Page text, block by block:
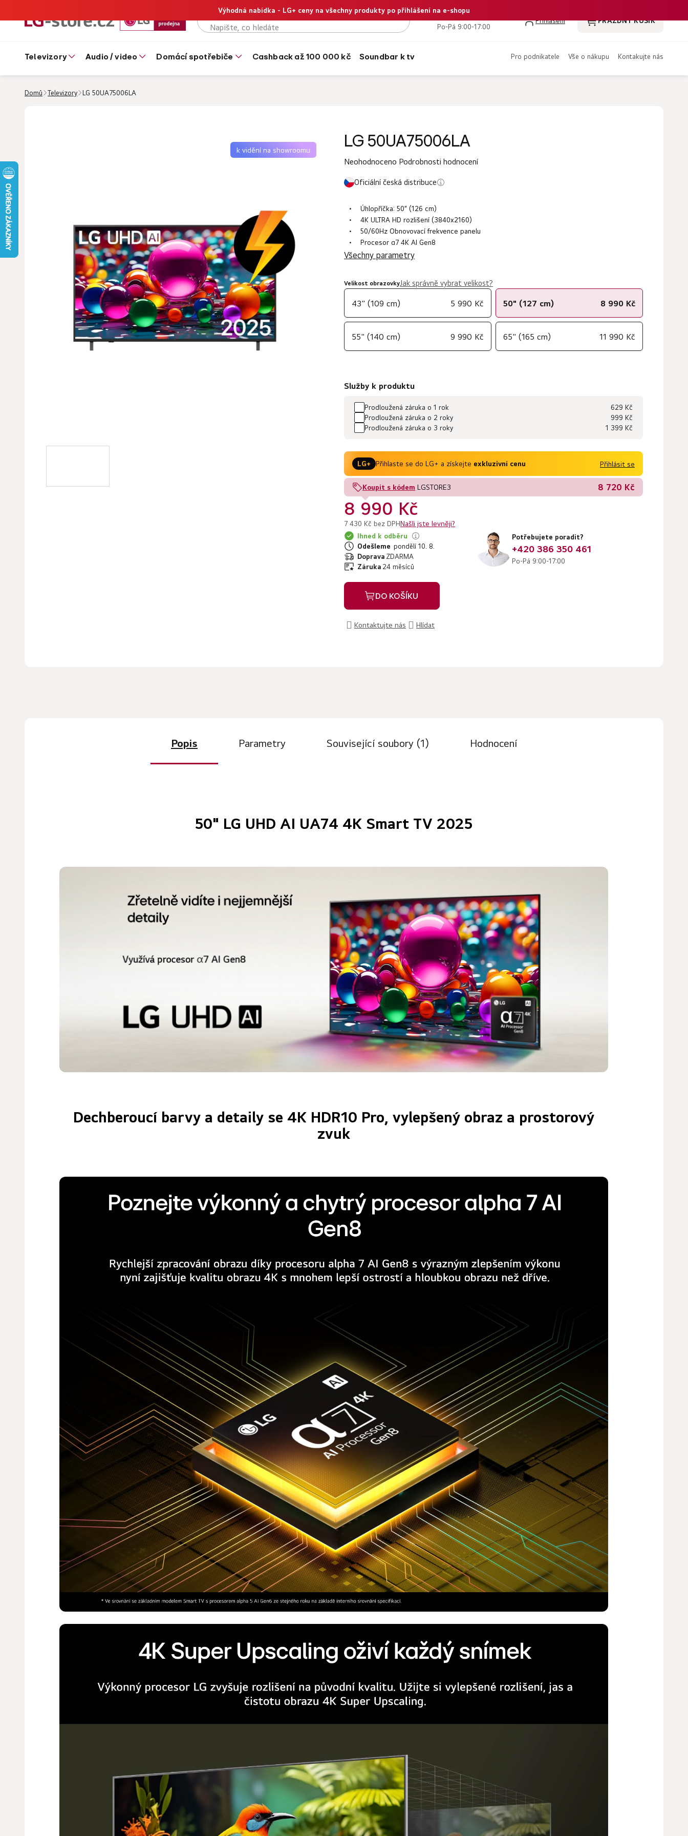
Výhodná nabídka - LG+ ceny na všechny produkty po přihlášení na e-shopu+420 386 350 461
Po-Pá 9:00-17:00
Přihlášení
NÁKUPNÍ
PRÁZDNÝ KOŠÍK
televizory audio / video domácí spotřebiče cashback až 100 000 kč soundbar k tv pro podnikatele vše o nákupu kontakujte nás
Domů Televizory LG 50UA75006LA
LG 50UA75006LA
Průměrné
produktu
hvězdiček.
Neohodnoceno Podrobnosti hodnocení
Oficiální česká distribuce
Úhlopříčka: 50" (126 cm)
4K ULTRA HD rozlišení (3840x2160)
50/60Hz Obnovovací frekvence panelu
Procesor α7 4K AI Gen8
Všechny parametry
Velikost obrazovkyJak správně vybrat velikost?
43" (109 cm) 5 990 Kč 50" (127 cm) 8 990 Kč
55" (140 cm) 9 990 Kč 65" (165 cm) 11 990 Kč
Služby k produktu
Prodloužená záruka o 1 rok
629 Kč
Prodloužená záruka o 2 roky
999 Kč
Prodloužená záruka o 3 roky
1 399 Kč
LG+ Přihlaste se do LG+ a získejte exkluzivní cenu Přihlásit se
Koupit s kódem LGSTORE3 8 720 Kč
8 990 Kč
7 430 Kč bez DPHNašli jste levněji?
Ihned k odběru
Odešleme pondělí 10. 8.
Doprava ZDARMA
Záruka 24 měsíců
Potřebujete poradit?
+420 386 350 461
Po-Pá 9:00-17:00
DO KOŠÍKU
Kontaktujte nás Hlídat
k vidění na showroomu
Popis Parametry Související soubory (1) Hodnocení
50" LG UHD AI UA74 4K Smart TV 2025
Dechberoucí barvy a detaily se 4K HDR10 Pro, vylepšený obraz a prostorový
zvuk